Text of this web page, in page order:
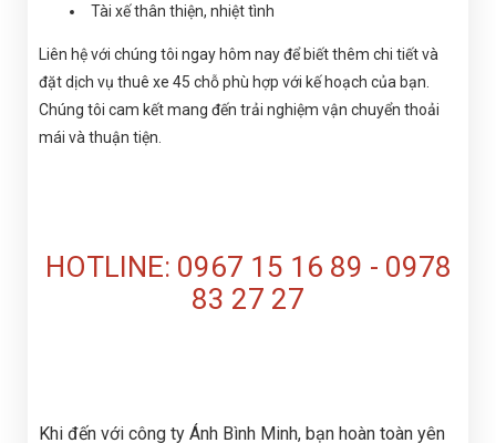
Tài xế thân thiện, nhiệt tình
Liên hệ với chúng tôi ngay hôm nay để biết thêm chi tiết và
đặt dịch vụ thuê xe 45 chỗ phù hợp với kế hoạch của bạn.
Chúng tôi cam kết mang đến trải nghiệm vận chuyển thoải
mái và thuận tiện.
HOTLINE: 0967 15 16 89 - 0978
83 27 27
Khi đến với công ty Ánh Bình Minh, bạn hoàn toàn yên